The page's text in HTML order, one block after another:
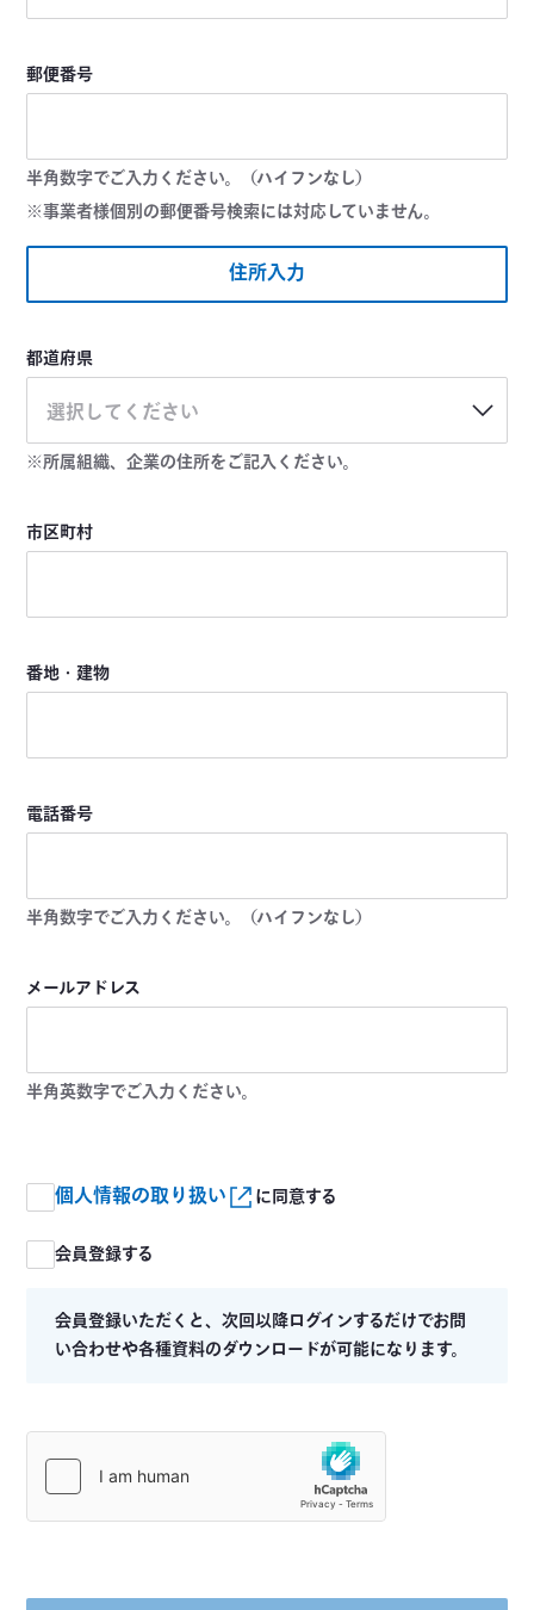
郵便番号
半角数字でご入力ください。（ハイフンなし）
※事業者様個別の郵便番号検索には対応していません。
住所入力
都道府県
選択してください
※所属組織、企業の住所をご記入ください。
市区町村
番地・建物
電話番号
半角数字でご入力ください。（ハイフンなし）
メールアドレス
半角英数字でご入力ください。
個人情報の取り扱い に同意する
会員登録する
会員登録いただくと、次回以降ログインするだけでお問
い合わせや各種資料のダウンロードが可能になります。